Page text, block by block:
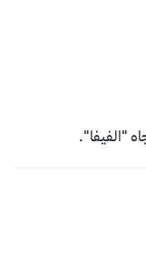
"الفيفا".